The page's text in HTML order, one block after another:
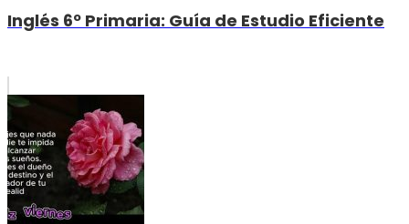
Inglés 6º Primaria: Guía de Estudio Eficiente